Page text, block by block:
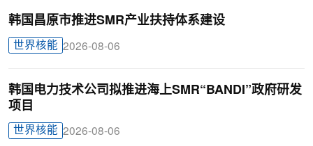
韩国昌原市推进SMR产业扶持体系建设
世界核能 2026-08-06
韩国电力技术公司拟推进海上SMR“BANDI”政府研发
项目
世界核能 2026-08-06